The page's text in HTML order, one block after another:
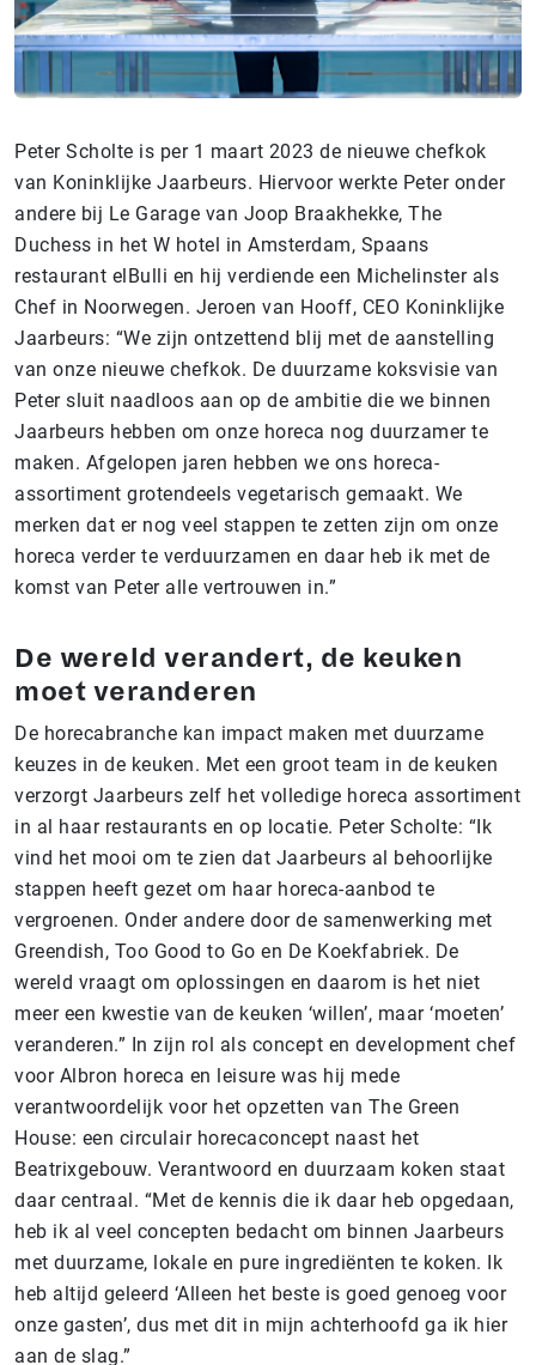
Peter Scholte is per 1 maart 2023 de nieuwe chefkok
van Koninklijke Jaarbeurs. Hiervoor werkte Peter onder
andere bij Le Garage van Joop Braakhekke, The
Duchess in het W hotel in Amsterdam, Spaans
restaurant elBulli en hij verdiende een Michelinster als
Chef in Noorwegen. Jeroen van Hooff, CEO Koninklijke
Jaarbeurs: “We zijn ontzettend blij met de aanstelling
van onze nieuwe chefkok. De duurzame koksvisie van
Peter sluit naadloos aan op de ambitie die we binnen
Jaarbeurs hebben om onze horeca nog duurzamer te
maken. Afgelopen jaren hebben we ons horeca-
assortiment grotendeels vegetarisch gemaakt. We
merken dat er nog veel stappen te zetten zijn om onze
horeca verder te verduurzamen en daar heb ik met de
komst van Peter alle vertrouwen in.”
De wereld verandert, de keuken
moet veranderen
De horecabranche kan impact maken met duurzame
keuzes in de keuken. Met een groot team in de keuken
verzorgt Jaarbeurs zelf het volledige horeca assortiment
in al haar restaurants en op locatie. Peter Scholte: “Ik
vind het mooi om te zien dat Jaarbeurs al behoorlijke
stappen heeft gezet om haar horeca-aanbod te
vergroenen. Onder andere door de samenwerking met
Greendish, Too Good to Go en De Koekfabriek. De
wereld vraagt om oplossingen en daarom is het niet
meer een kwestie van de keuken ‘willen’, maar ‘moeten’
veranderen.” In zijn rol als concept en development chef
voor Albron horeca en leisure was hij mede
verantwoordelijk voor het opzetten van The Green
House: een circulair horecaconcept naast het
Beatrixgebouw. Verantwoord en duurzaam koken staat
daar centraal. “Met de kennis die ik daar heb opgedaan,
heb ik al veel concepten bedacht om binnen Jaarbeurs
met duurzame, lokale en pure ingrediënten te koken. Ik
heb altijd geleerd ‘Alleen het beste is goed genoeg voor
onze gasten’, dus met dit in mijn achterhoofd ga ik hier
aan de slag.”